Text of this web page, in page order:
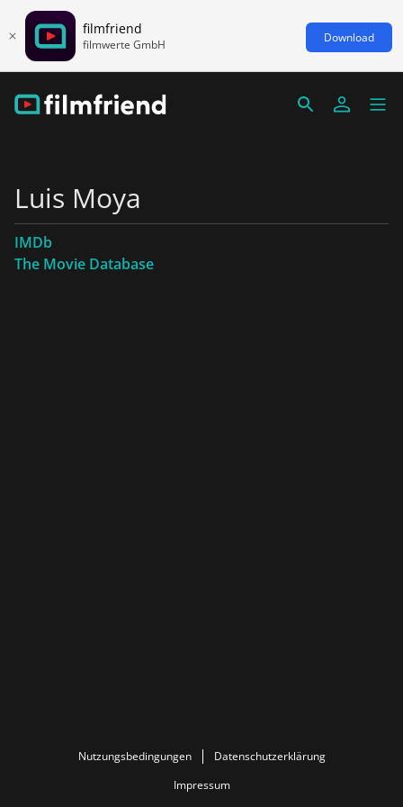
filmfriend
filmwerte GmbH Download
Luis Moya
IMDb
The Movie Database
Nutzungsbedingungen
Datenschutzerklärung
Impressum